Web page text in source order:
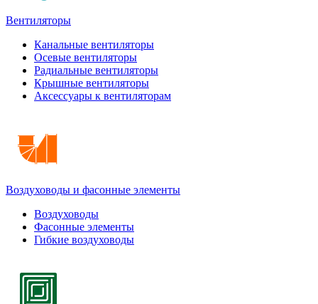
Вентиляторы
Канальные вентиляторы
Осевые вентиляторы
Радиальные вентиляторы
Крышные вентиляторы
Аксессуары к вентиляторам
Воздуховоды и фасонные элементы
Воздуховоды
Фасонные элементы
Гибкие воздуховоды